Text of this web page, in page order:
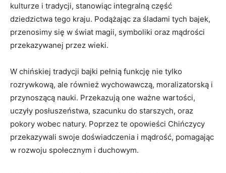
kulturze i tradycji, stanowiąc integralną część
dziedzictwa ⁢tego ⁢kraju. Podążając za śladami‌ tych bajek,
przenosimy się w świat magii, symboliki oraz mądrości
przekazywanej przez ⁣wieki.
W chińskiej tradycji bajki pełnią funkcję nie tylko
rozrywkową, ale również​ wychowawczą, moralizatorską i
przynoszącą nauki. Przekazują one ważne ‍wartości,
uczyły posłuszeństwa, szacunku do starszych, oraz
pokory wobec natury. Poprzez te opowieści Chińczycy
przekazywali swoje doświadczenia i mądrość, pomagając
w‌ rozwoju społecznym i duchowym.